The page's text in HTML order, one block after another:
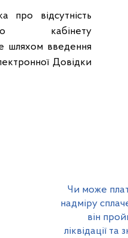
про відсутність
кабінету
шляхом введення
Довідки
Чи може
надміру
він
ліквідації та